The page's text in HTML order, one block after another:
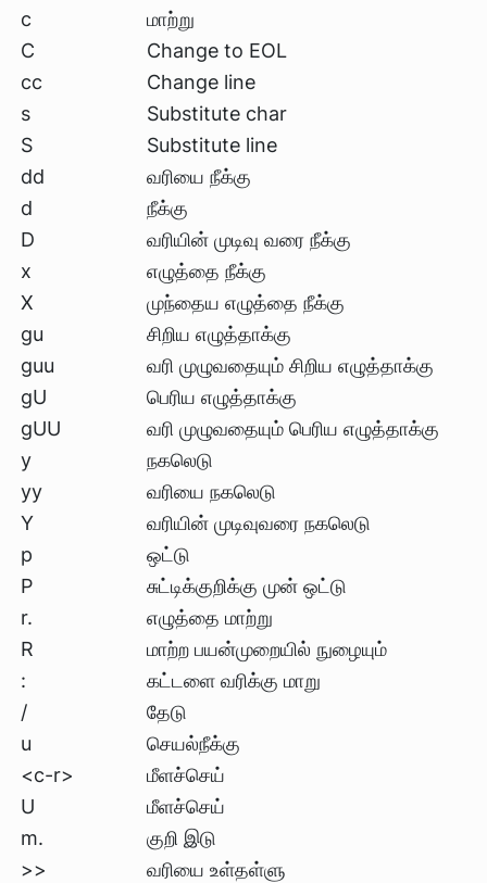
c
மாற்று
C
Change to EOL
cc
Change line
s
Substitute char
S
Substitute line
dd
வரியை நீக்கு
d
நீக்கு
D
வரியின் முடிவு வரை நீக்கு
x
எழுத்தை நீக்கு
X
முந்தைய எழுத்தை நீக்கு
gu
சிறிய எழுத்தாக்கு
guu
வரி முழுவதையும் சிறிய எழுத்தாக்கு
gU
பெரிய எழுத்தாக்கு
gUU
வரி முழுவதையும் பெரிய எழுத்தாக்கு
y
நகலெடு
yy
வரியை நகலெடு
Y
வரியின் முடிவுவரை நகலெடு
p
ஒட்டு
P
சுட்டிக்குறிக்கு முன் ஒட்டு
r.
எழுத்தை மாற்று
R
மாற்ற பயன்முறையில் நுழையும்
:
கட்டளை வரிக்கு மாறு
/
தேடு
u
செயல்நீக்கு
<c-r>
மீளச்செய்
U
மீளச்செய்
m.
குறி இடு
>>
வரியை உள்தள்ளு